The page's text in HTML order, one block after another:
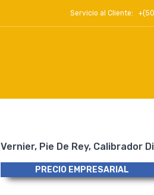
Servicio al Cliente:
Vernier, Pie De Rey, Calibrador
PRECIO EMPRESARIAL